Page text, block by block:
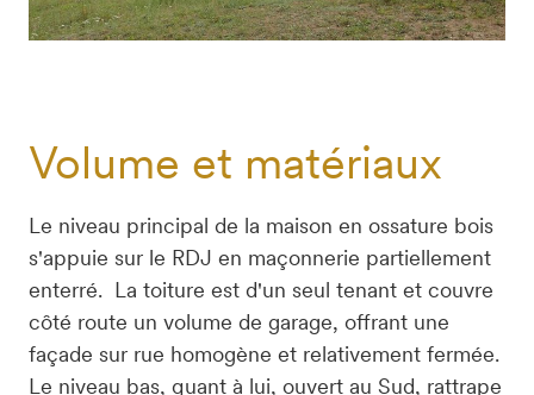
Volume et matériaux
Le niveau principal de la maison en ossature bois
s'appuie sur le RDJ en maçonnerie partiellement
enterré.  La toiture est d'un seul tenant et couvre
côté route un volume de garage, offrant une
façade sur rue homogène et relativement fermée.
Le niveau bas, quant à lui, ouvert au Sud, rattrape